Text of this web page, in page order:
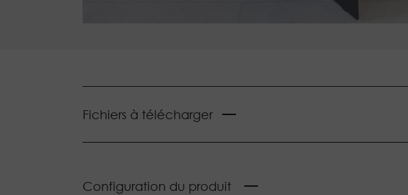
Fichiers à télécharger
Configuration du produit